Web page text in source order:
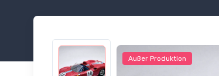
Außer Produktion